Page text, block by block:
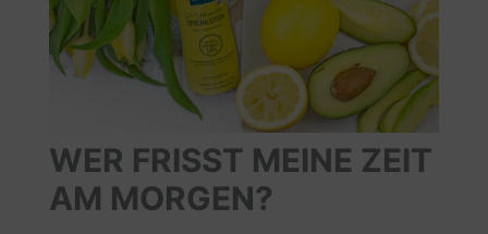
WER FRISST MEINE ZEIT
AM MORGEN?